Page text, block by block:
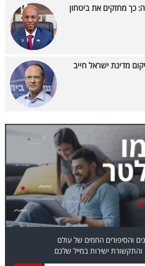
כך מחזקים את ביטחון
מדינת ישראל חייב
והסיפורים החמים של עולם
ישירות במייל שלכם